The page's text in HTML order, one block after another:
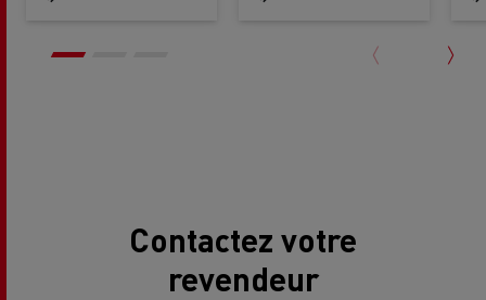
Contactez votre
revendeur